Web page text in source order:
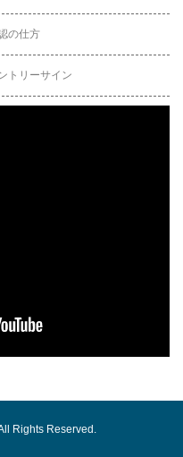
の仕方
トリーサイン
Rights Reserved.